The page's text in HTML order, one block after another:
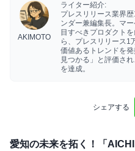
AKIMOTO
ライター紹介:
プレスリリース業界
ンダー兼編集長。マ
目すべきプロダクト
ら、プレスリリース1
価値あるトレンドを
見つかる」と評価さ
を達成。
シェアする
愛知の未来を拓く！「